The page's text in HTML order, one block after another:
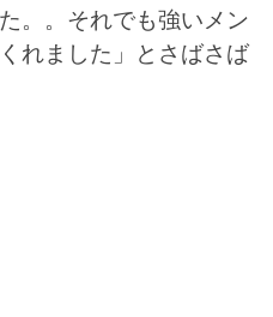
。。それでも強いメン
れました」とさばさば